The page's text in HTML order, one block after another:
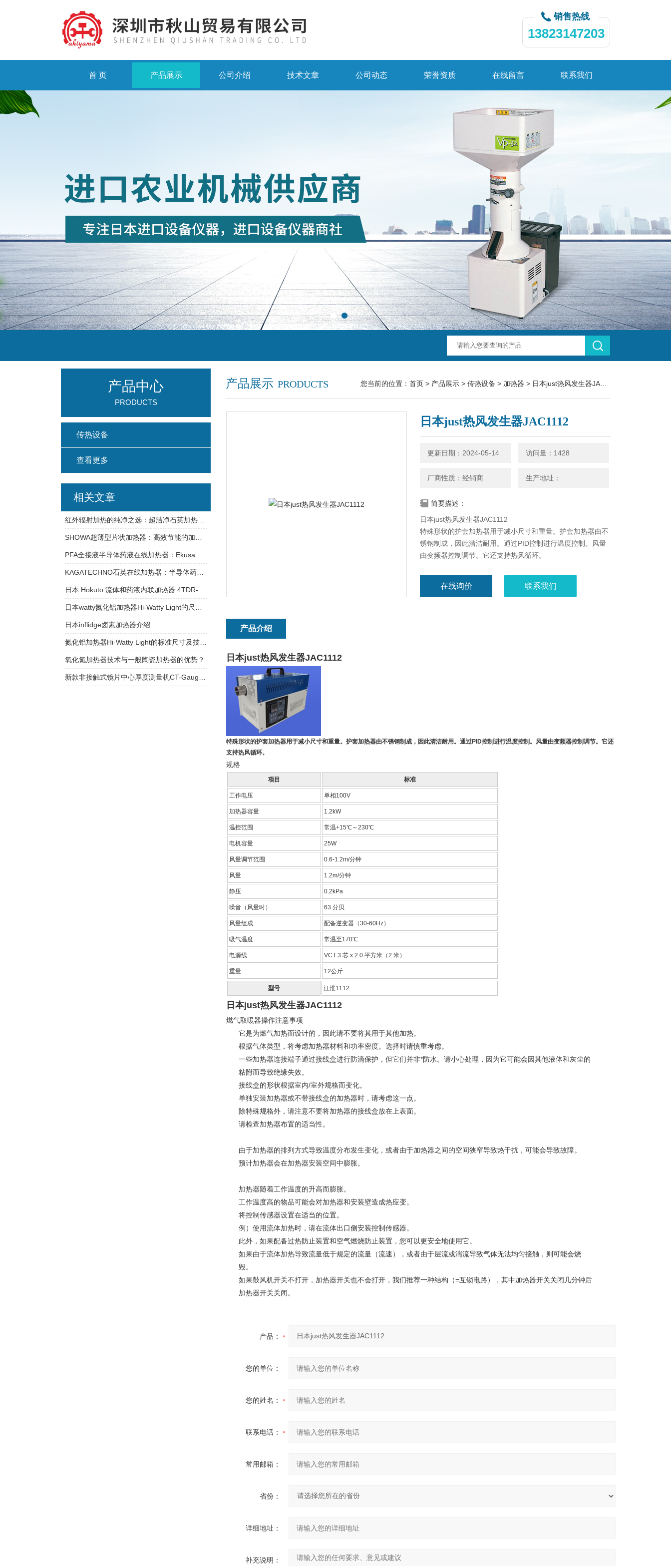
销售热线
13823147203
首 页 产品展示 公司介绍 技术文章 公司动态 荣誉资质 在线留言 联系我们
产品展示 PRODUCTS 您当前的位置： 首页 > 产品展示 > 传热设备 > 加热器 > 日本just热风发生器JAC1112
日本just热风发生器JAC1112
更新日期：2024-05-14 访问量：1428
厂商性质：经销商 生产地址：
简要描述：
日本just热风发生器JAC1112
特殊形状的护套加热器用于减小尺寸和重量。护套加热器由不
锈钢制成，因此清洁耐用。通过PID控制进行温度控制。风量
由变频器控制调节。它还支持热风循环。
在线询价 联系我们
产品介绍
日本just热风发生器JAC1112
特殊形状的护套加热器用于减小尺寸和重量。护套加热器由不锈钢制成，因此清洁耐用。通过PID控制进行温度控制。风量由变频器控制调节。它还
支持热风循环。
规格
项目 标准
工作电压 单相100V
加热器容量 1.2kW
温控范围 常温+15℃～230℃
电机容量 25W
风量调节范围 0.6-1.2m/分钟
风量 1.2m/分钟
静压 0.2kPa
噪音（风量时） 63 分贝
风量组成 配备逆变器（30-60Hz）
吸气温度 常温至170℃
电源线 VCT 3 芯 x 2.0 平方米（2 米）
重量 12公斤
型号 江淮1112
日本just热风发生器JAC1112
燃气取暖器操作注意事项
它是为燃气加热而设计的，因此请不要将其用于其他加热。
根据气体类型，将考虑加热器材料和功率密度。 选择时请慎重考虑。
一些加热器连接端子通过接线盒进行防滴保护，但它们并非*防水。 请小心处理，因为它可能会因其他液体和灰尘的
粘附而导致绝缘失效。
接线盒的形状根据室内/室外规格而变化。
单独安装加热器或不带接线盒的加热器时，请考虑这一点。
除特殊规格外，请注意不要将加热器的接线盒放在上表面。
请检查加热器布置的适当性。
由于加热器的排列方式导致温度分布发生变化，或者由于加热器之间的空间狭窄导致热干扰，可能会导致故障。
预计加热器会在加热器安装空间中膨胀。
加热器随着工作温度的升高而膨胀。
工作温度高的物品可能会对加热器和安装壁造成热应变。
将控制传感器设置在适当的位置。
例）使用流体加热时，请在流体出口侧安装控制传感器。
此外，如果配备过热防止装置和空气燃烧防止装置，您可以更安全地使用它。
如果由于流体加热导致流量低于规定的流量（流速），或者由于层流或湍流导致气体无法均匀接触，则可能会烧
毁。
如果鼓风机开关不打开，加热器开关也不会打开，我们推荐一种结构（=互锁电路），其中加热器开关关闭几分钟后
加热器开关关闭。
产品：
您的单位：
您的姓名：
联系电话：
常用邮箱：
省份：
详细地址：
补充说明：
产品中心
PRODUCTS
传热设备
查看更多
相关文章
红外辐射加热的纯净之选：超洁净石英加热器技术解析
KAGATECHNO石英在线加热器：半导体药液循环
日本inflidge卤素加热器介绍
氮化铝加热器Hi-Watty Light的标准尺寸及技术参数
氧化氮加热器技术与一般陶瓷加热器的优势？